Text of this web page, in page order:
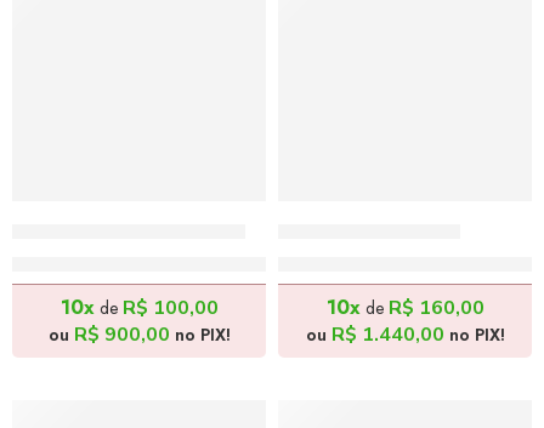
10xde R$ 100,00
ou R$ 900,00 no PIX!
10xde R$ 160,00
ou R$ 1.440,00 no PIX!